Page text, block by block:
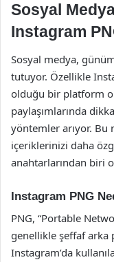
Sosyal
Instagram
Sosyal medya,
tutuyor. Özellikle
olduğu bir platform
paylaşımlarında
yöntemler arıyor. Bu
içeriklerinizi daha
anahtarlarından biri
Instagram PNG
PNG, “Portable
genellikle şeffaf arka
Instagram’da